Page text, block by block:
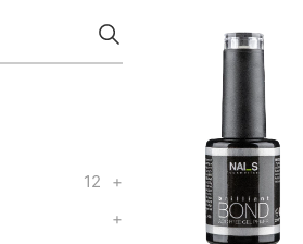
12
+
+